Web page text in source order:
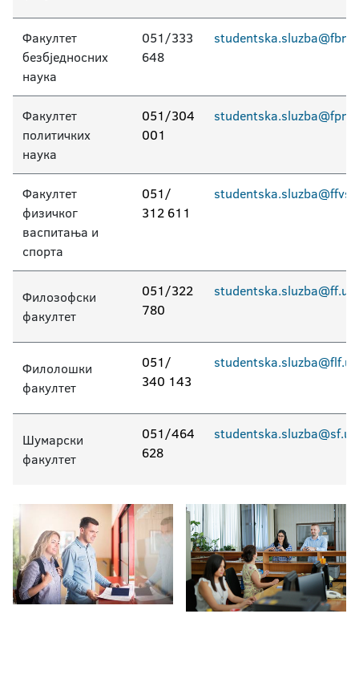
Факултет
безбједносних
наука
051/333
648
Факултет
политичких
наука
051/304
001
Факултет
физичког
васпитања и
спорта
051/
312 611
Филозофски
факултет
051/322
780
Филолошки
факултет
051/
340 143
Шумарски
факултет
051/464
628